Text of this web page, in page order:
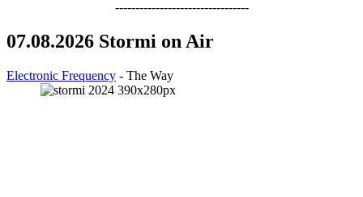
---------------------------------
07.08.2026 Stormi on Air
Electronic Frequency - The Way